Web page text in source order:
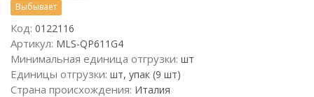
Выбывает
Код: 0122116
Артикул: MLS-QP611G4
Минимальная единица отгрузки: шт
Единицы отгрузки: шт, упак (9 шт)
Страна происхождения: Италия